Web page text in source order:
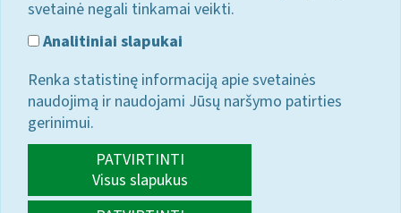
svetainė negali tinkamai veikti.
Analitiniai slapukai
Renka statistinę informaciją apie svetainės
naudojimą ir naudojami Jūsų naršymo patirties
gerinimui.
PATVIRTINTI
Visus slapukus